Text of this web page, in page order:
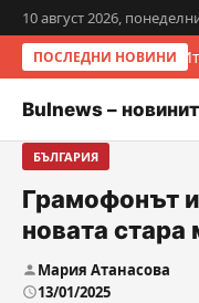
10 август 2026,
ПОСЛЕДНИ НОВИНИ
Bulnews –
БЪЛГАРИЯ
Грамофонът
новата стара
Мария Атанасова
13/01/2025